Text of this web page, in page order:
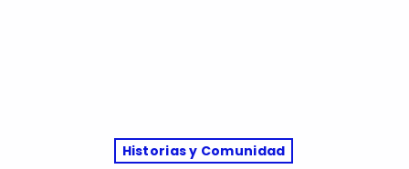
Historias y Comunidad